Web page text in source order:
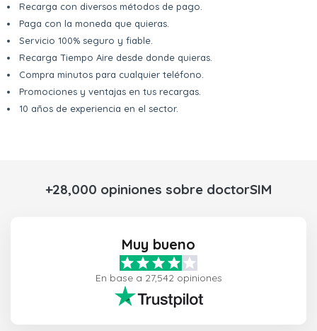
Recarga con diversos métodos de pago.
Paga con la moneda que quieras.
Servicio 100% seguro y fiable.
Recarga Tiempo Aire desde donde quieras.
Compra minutos para cualquier teléfono.
Promociones y ventajas en tus recargas.
10 años de experiencia en el sector.
+28,000 opiniones sobre doctorSIM
Muy bueno
En base a 27,542 opiniones